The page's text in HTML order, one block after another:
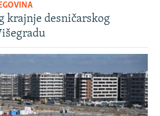
krajnje desničarskog